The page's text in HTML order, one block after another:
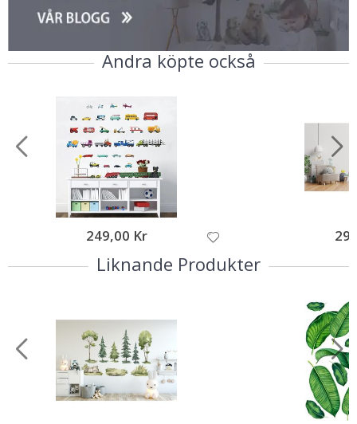
Andra köpte också
249,00 Kr
Liknande Produkter